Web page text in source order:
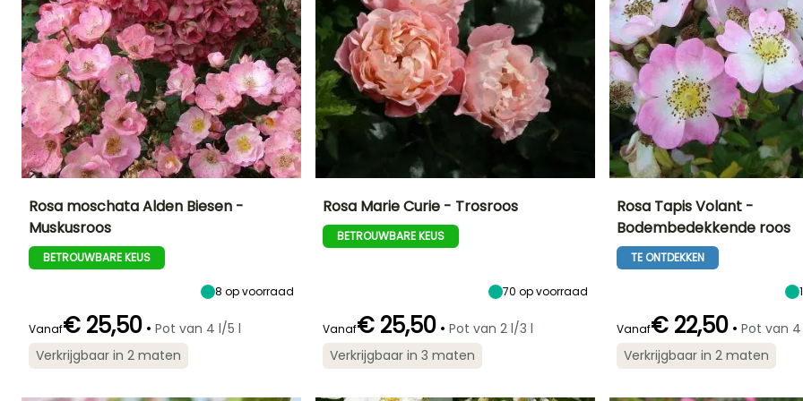
planthoogte
2 m
breedte
1.50 m
Bloeitijd
Juni tot Oktober
Redelijke
plantperiode
Rosa moschata Alden Biesen -
Muskusroos
BETROUWBARE KEUS
8 op voorraad
Vanaf€ 25,50 • Pot van 4 l/5 l
Verkrijgbaar in 2 maten
Uiteindelijke
planthoogte
Uiteindelijke
breedte
Bloeitijd
Juni tot Oktober
Redelijke
plantperiode
Rosa Marie Curie - Trosroos
BETROUWBARE KEUS
70 op voorraad
Vanaf€ 25,50 • Pot van 2 l/3 l
Verkrijgbaar in 3 maten
planthoogte
60 cm
Bloeitijd
Juni tot Oktober
Redelijke
plantperiode
Rosa Tapis Volant -
Bodembedekkende roos
TE ONTDEKKEN
Vanaf€ 22,50 • Pot van
Verkrijgbaar in 2 maten